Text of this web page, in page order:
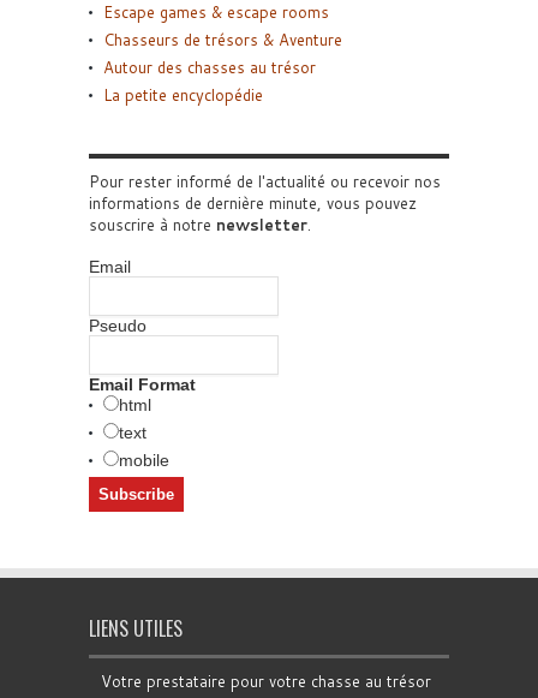
Escape games & escape rooms
Chasseurs de trésors & Aventure
Autour des chasses au trésor
La petite encyclopédie
Pour rester informé de l'actualité ou recevoir nos
informations de dernière minute, vous pouvez
souscrire à notre newsletter.
Email
Pseudo
Email Format
html
text
mobile
LIENS UTILES
Votre prestataire pour votre chasse au trésor